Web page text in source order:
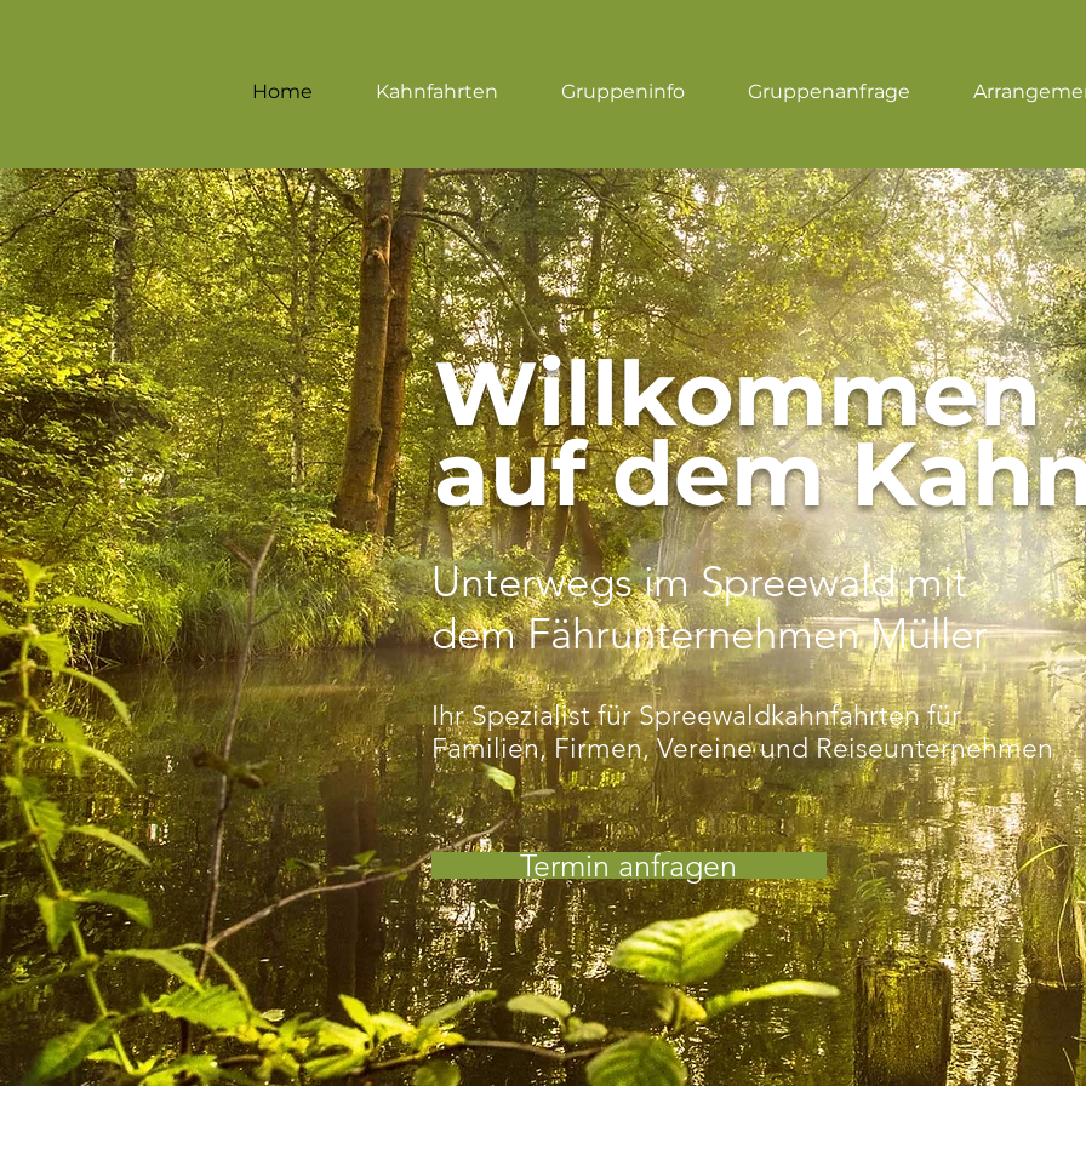
Home Kahnfahrten Gruppeninfo Gruppenanfrage
Willkommen
auf dem
Unterwegs im Spreewaldmit
dem Fährunternehmen Müller
Ihr Spezialist für Spreewaldkahnfahrten für
Familien, Firmen, Vereine und Reiseunternehmen
Termin anfragen